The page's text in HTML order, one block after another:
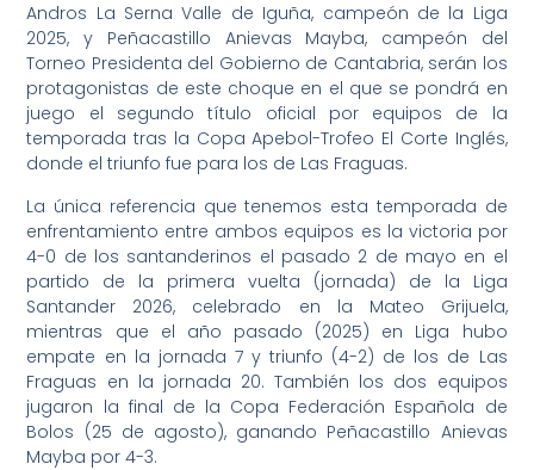
Andros La Serna Valle de Iguña, campeón de la Liga
2025, y Peñacastillo Anievas Mayba, campeón del
Torneo Presidenta del Gobierno de Cantabria, serán los
protagonistas de este choque en el que se pondrá en
juego el segundo título oficial por equipos de la
temporada tras la Copa Apebol-Trofeo El Corte Inglés,
donde el triunfo fue para los de Las Fraguas.
La única referencia que tenemos esta temporada de
enfrentamiento entre ambos equipos es la victoria por
4-0 de los santanderinos el pasado 2 de mayo en el
partido de la primera vuelta (jornada) de la Liga
Santander 2026, celebrado en la Mateo Grijuela,
mientras que el año pasado (2025) en Liga hubo
empate en la jornada 7 y triunfo (4-2) de los de Las
Fraguas en la jornada 20. También los dos equipos
jugaron la final de la Copa Federación Española de
Bolos (25 de agosto), ganando Peñacastillo Anievas
Mayba por 4-3.